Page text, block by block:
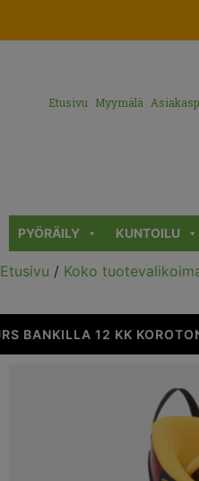
Etusivu Myymälä
PYÖRÄILY KUNTOILU
Etusivu / Koko
BANKILLA 12 KK